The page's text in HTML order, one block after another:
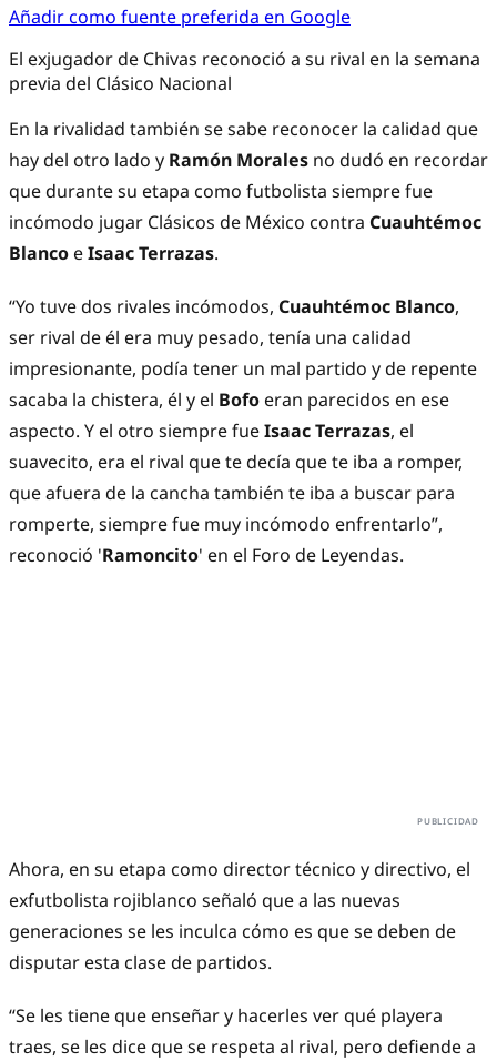
Añadir como fuente preferida en Google
El exjugador de Chivas reconoció a su rival en la semana
previa del Clásico Nacional
En la rivalidad también se sabe reconocer la calidad que
hay del otro lado y Ramón Morales no dudó en recordar
que durante su etapa como futbolista siempre fue
incómodo jugar Clásicos de México contra Cuauhtémoc
Blanco eIsaac Terrazas.
“Yo tuve dos rivales incómodos, Cuauhtémoc Blanco,
ser rival de él era muy pesado, tenía una calidad
impresionante, podía tener un mal partido y de repente
sacaba la chistera, él y el Bofo eran parecidos en ese
aspecto. Y el otro siempre fueIsaac Terrazas, el
suavecito, era el rival que te decía que te iba a romper,
que afuera de la cancha también te iba a buscar para
romperte, siempre fue muy incómodo enfrentarlo”,
reconoció 'Ramoncito' en el Foro de Leyendas.
Ahora, en su etapa como director técnico y directivo, el
exfutbolista rojiblanco señaló que a las nuevas
generaciones se les inculca cómo es que se deben de
disputar esta clase de partidos.
“Se les tiene que enseñar y hacerles ver qué playera
traes, se les dice que se respeta al rival, pero defiende a